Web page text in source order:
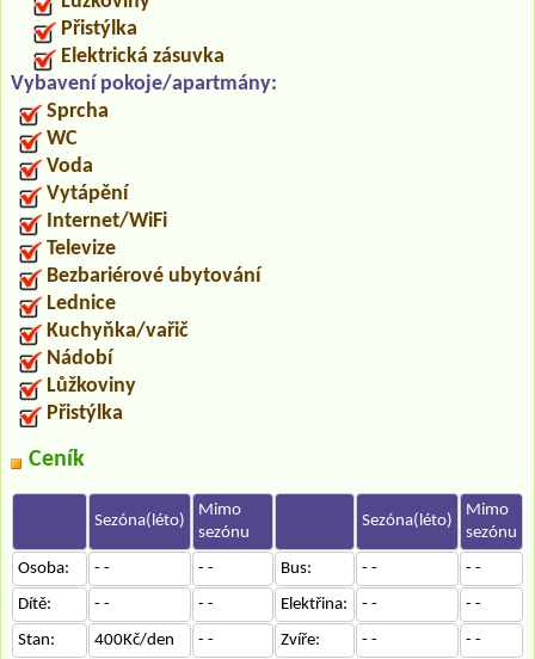
Přistýlka
Elektrická zásuvka
Vybavení pokoje/apartmány:
Sprcha
WC
Voda
Vytápění
Internet/WiFi
Televize
Bezbariérové ubytování
Lednice
Kuchyňka/vařič
Nádobí
Lůžkoviny
Přistýlka
Ceník
Sezóna(léto)
Mimo
sezónu
Sezóna(léto)
Mimo
sezónu
Osoba:
- - - - Bus: - -
- -
Dítě:
- - - - Elektřina: - -
- -
Stan:
400Kč/den - - Zvíře: - -
- -